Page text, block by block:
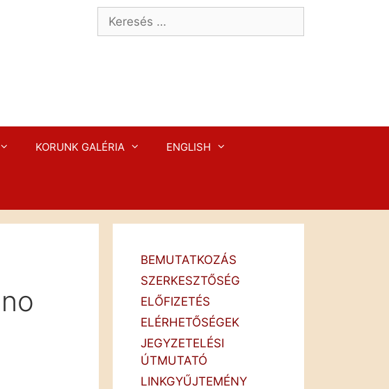
Keresés:
KORUNK GALÉRIA ENGLISH
BEMUTATKOZÁS
SZERKESZTŐSÉG
ELŐFIZETÉS
ELÉRHETŐSÉGEK
JEGYZETELÉSI
ÚTMUTATÓ
LINKGYŰJTEMÉNY